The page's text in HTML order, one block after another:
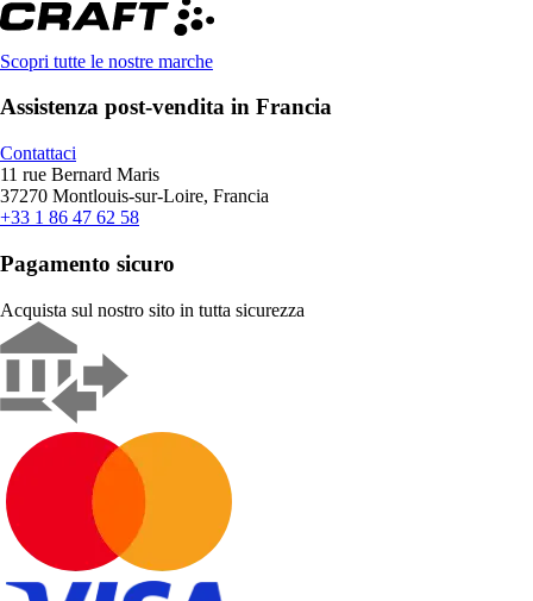
Scopri tutte le nostre marche
Assistenza post-vendita in Francia
Contattaci
11 rue Bernard Maris
37270 Montlouis-sur-Loire, Francia
+33 1 86 47 62 58
Pagamento sicuro
Acquista sul nostro sito in tutta sicurezza